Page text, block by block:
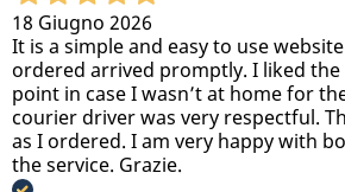
18 Giugno 2026
It is a simple and easy to use
ordered arrived promptly. I liked the
point in case I wasn’t at home for
courier driver was very respectful.
as I ordered. I am very happy with
the service. Grazie.